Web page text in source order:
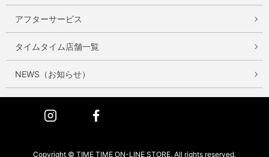
アフターサービス
タイムタイム店舗一覧
NEWS（お知らせ）
Instagram
Copyright © TIME TIME ON-LINE STORE. All rights reserved.